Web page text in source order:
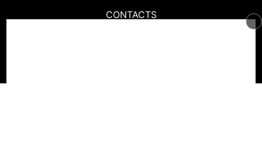
CONTACTS